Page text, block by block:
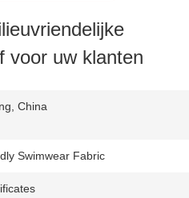
voor uw klanten
China
Swimwear Fabric